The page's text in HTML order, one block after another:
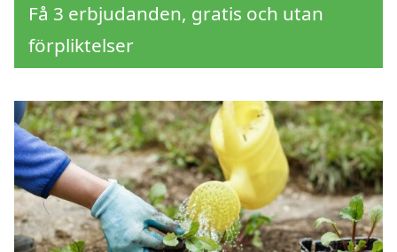
Få 3 erbjudanden, gratis och utan
förpliktelser